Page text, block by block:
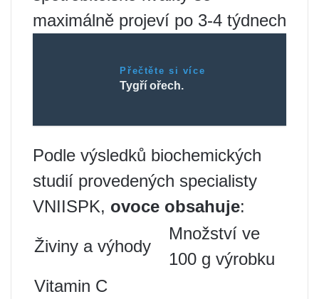
maximálně projeví po 3-4 týdnech
Přečtěte si více
Tygří ořech.
Podle výsledků biochemických
studií provedených specialisty
VNIISPK, ovoce obsahuje:
Živiny a výhody
Množství ve
100 g výrobku
Vitamin C